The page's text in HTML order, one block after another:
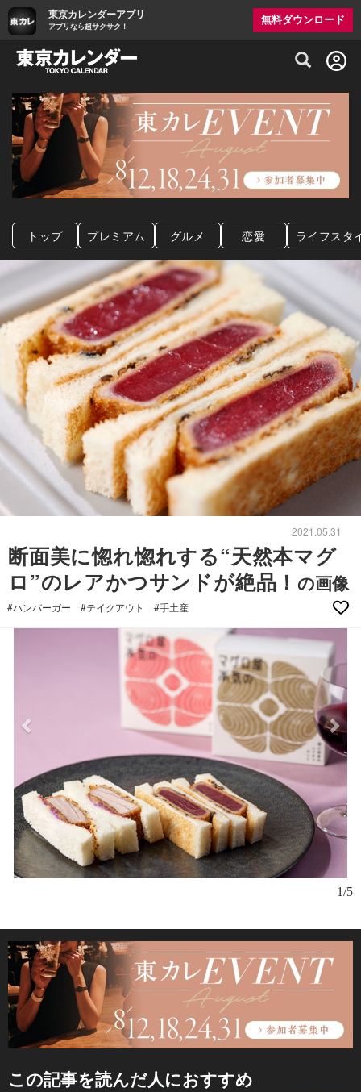
東京カレンダーアプリ
アプリなら超サクサク！
無料ダウンロード
グルメ情報・プレミアムレストラン予約
トップ プレミアム グルメ 恋愛 ライフスタ
2021.05.31
断面美に惚れ惚れする“天然本マグ
ロ”のレアかつサンドが絶品！の画像
#ハンバーガー #テイクアウト #手土産
1/5
この記事を読んだ人におすすめ